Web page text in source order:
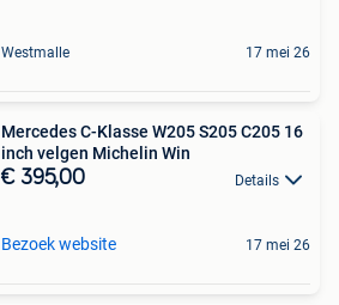
Westmalle 17 mei 26
Mercedes C-Klasse W205 S205 C205 16
inch velgen Michelin Win
€ 395,00 Details
Bezoek website 17 mei 26